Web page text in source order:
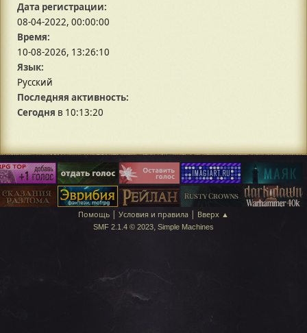
Дата регистрации:
08-04-2022, 00:00:00
Время:
10-08-2026, 13:26:10
Язык:
Русский
Последняя активность:
Сегодня в 10:13:20
Помощь | Условия и правила | Вверх ▲
SMF 2.1.4 © 2023, Simple Machines